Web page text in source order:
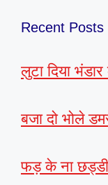
Recent Posts
लुटा दिया
बजा दो भोले
फड़ के ना छड्डी